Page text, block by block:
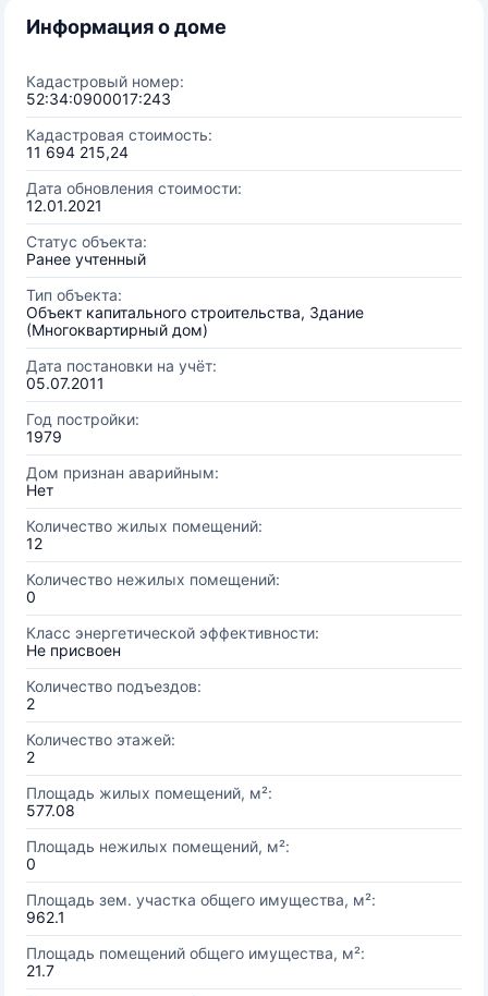
Информация о доме
Кадастровый номер:
52:34:0900017:243
Кадастровая стоимость:
11 694 215,24
Дата обновления стоимости:
12.01.2021
Статус объекта:
Ранее учтенный
Тип объекта:
Объект капитального строительства, Здание
(Многоквартирный дом)
Дата постановки на учёт:
05.07.2011
Год постройки:
1979
Дом признан аварийным:
Нет
Количество жилых помещений:
12
Количество нежилых помещений:
0
Класс энергетической эффективности:
Не присвоен
Количество подъездов:
2
Количество этажей:
2
Площадь жилых помещений, м²:
577.08
Площадь нежилых помещений, м²:
0
Площадь зем. участка общего имущества, м²:
962.1
Площадь помещений общего имущества, м²:
21.7